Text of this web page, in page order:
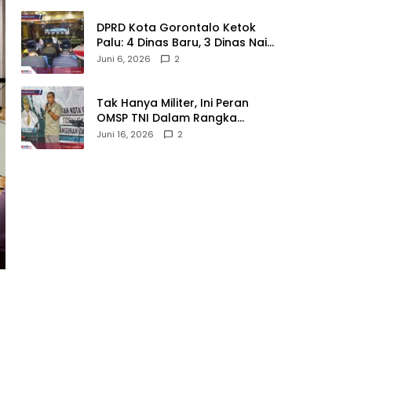
‎DPRD Kota Gorontalo Ketok
Palu: 4 Dinas Baru, 3 Dinas Naik
Kelas
Juni 6, 2026 2
‎Tak Hanya Militer, Ini Peran
OMSP TNI Dalam Rangka
Mendukung Pembangunan
Juni 16, 2026 2